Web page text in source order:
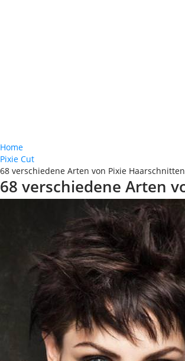
Home
Pixie Cut
68 verschiedene Arten von Pixie
68 verschiedene Arten